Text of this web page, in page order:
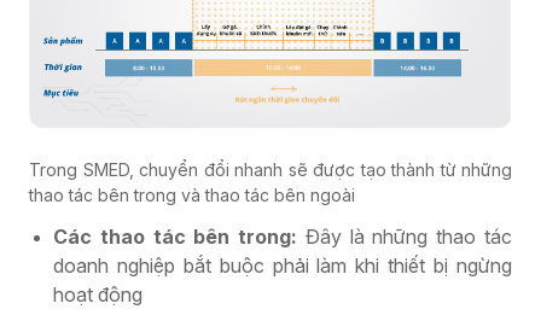
Trong SMED, chuyển đổi nhanh sẽ được tạo thành từ những
thao tác bên trong và thao tác bên ngoài
Các thao tác bên trong: Đây là những thao tác
doanh nghiệp bắt buộc phải làm khi thiết bị ngừng
hoạt động